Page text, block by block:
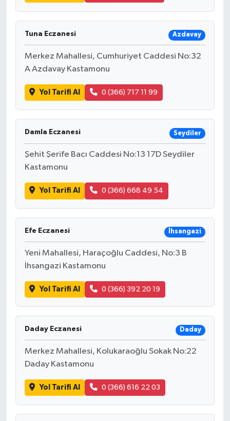
Tuna Eczanesi Azdavay
Merkez Mahallesi, Cumhuriyet Caddesi No:32
A Azdavay Kastamonu
Yol Tarifi Al 0 (366) 717 11 99
Damla Eczanesi Seydiler
Şehit Şerife Bacı Caddesi No:13 17D Seydiler
Kastamonu
Yol Tarifi Al 0 (366) 668 49 54
Efe Eczanesi İhsangazi
Yeni Mahallesi, Haraçoğlu Caddesi, No:3 B
İhsangazi Kastamonu
Yol Tarifi Al 0 (366) 392 20 19
Daday Eczanesi Daday
Merkez Mahallesi, Kolukaraoğlu Sokak No:22
Daday Kastamonu
Yol Tarifi Al 0 (366) 616 22 03